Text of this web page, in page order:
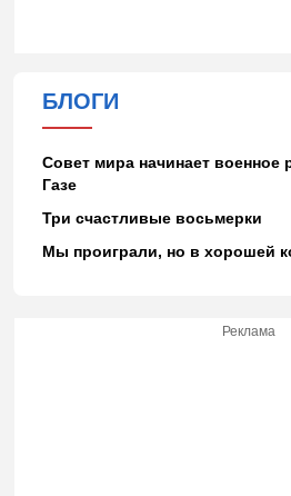
БЛОГИ
Совет мира начинает военное
Газе
Три счастливые восьмерки
Мы проиграли, но в хорошей
Реклама